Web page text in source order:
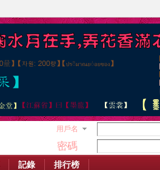
用戶名
密碼
記錄 排行榜